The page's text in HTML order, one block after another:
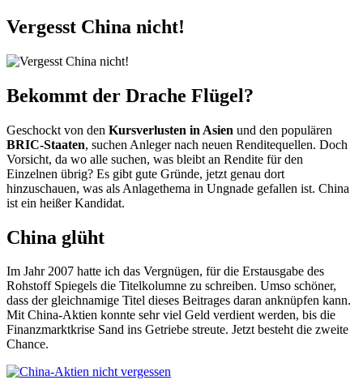
Vergesst China nicht!
Bekommt der Drache Flügel?
Geschockt von den Kursverlusten in Asien und den populären
BRIC-Staaten, suchen Anleger nach neuen Renditequellen. Doch
Vorsicht, da wo alle suchen, was bleibt an Rendite für den
Einzelnen übrig? Es gibt gute Gründe, jetzt genau dort
hinzuschauen, was als Anlagethema in Ungnade gefallen ist. China
ist ein heißer Kandidat.
China glüht
Im Jahr 2007 hatte ich das Vergnügen, für die Erstausgabe des
Rohstoff Spiegels die Titelkolumne zu schreiben. Umso schöner,
dass der gleichnamige Titel dieses Beitrages daran anknüpfen kann.
Mit China-Aktien konnte sehr viel Geld verdient werden, bis die
Finanzmarktkrise Sand ins Getriebe streute. Jetzt besteht die zweite
Chance.